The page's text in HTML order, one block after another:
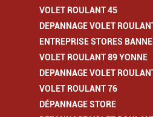
VOLET ROULANT 45
DEPANNAGE VOLET
ENTREPRISE STORES
VOLET ROULANT 89 YONNE
DEPANNAGE VOLET
VOLET ROULANT 76
DÉPANNAGE STORE